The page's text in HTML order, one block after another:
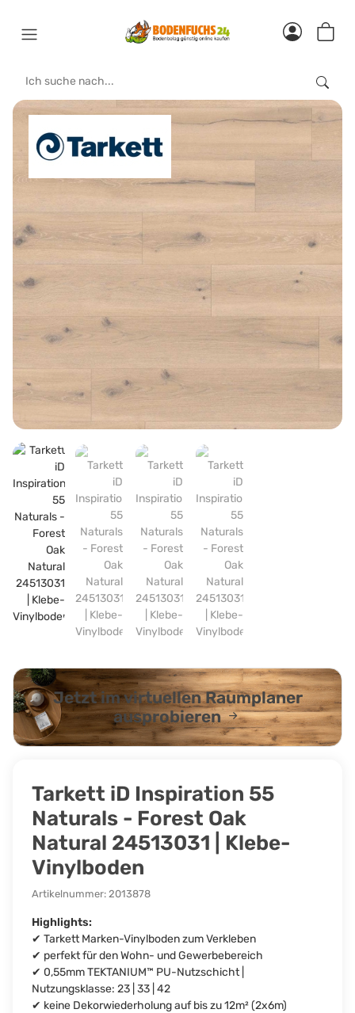
Tarkett iD Inspiration 55
Naturals - Forest Oak
Natural 24513031 | Klebe-
Vinylboden
Artikelnummer: 2013878
Highlights:
✔ Tarkett Marken-Vinylboden zum Verkleben
✔ perfekt für den Wohn- und Gewerbebereich
✔ 0,55mm TEKTANIUM™ PU-Nutzschicht |
Nutzungsklasse: 23 | 33 | 42
✔ keine Dekorwiederholung auf bis zu 12m² (2x6m)
Jetzt im virtuellen Raumplaner
ausprobieren